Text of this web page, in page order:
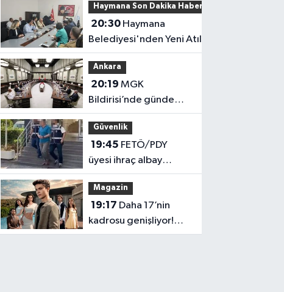
açıklamalar
Haymana Son Dakika Haberleri
20:30
Belediyesi'nden Yeni Atılım!
Ankara
20:19 MGK
Bildirisi’nde gündem
yoğun!
Güvenlik
19:45
üyesi ihraç albay
yakalandı
Magazin
19:17
kadrosu genişliyor!
Emir Sarıhan ailesiyle